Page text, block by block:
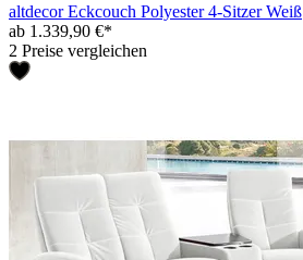
altdecor Eckcouch Polyester 4-Sitzer Weiß
ab 1.339,90 €*
2 Preise vergleichen